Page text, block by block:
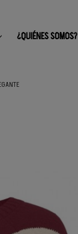
¿QUIÉNES SOMOS?